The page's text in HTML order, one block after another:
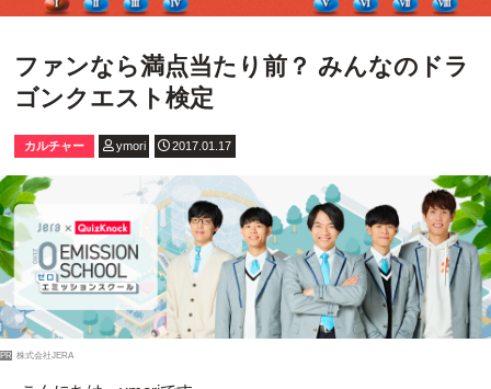
ファンなら満点当たり前？ みんなのドラ
ゴンクエスト検定
カルチャー ymori 2017.01.17
PR 株式会社JERA